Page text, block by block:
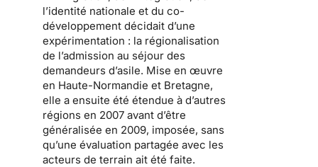
l’identité nationale et du co-
développement décidait d’une
expérimentation : la régionalisation
de l’admission au séjour des
demandeurs d’asile. Mise en œuvre
en Haute-Normandie et Bretagne,
elle a ensuite été étendue à d’autres
régions en 2007 avant d’être
généralisée en 2009, imposée, sans
qu’une évaluation partagée avec les
acteurs de terrain ait été faite.